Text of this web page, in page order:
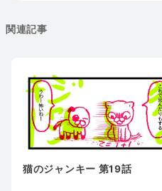
関連記事
猫のジャンキー 第19話